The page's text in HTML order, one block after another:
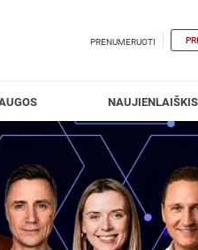
PRENUMERUOTI
NAUJIENLAIŠKIS